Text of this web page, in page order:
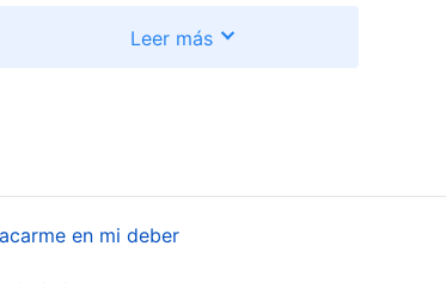
a mí misma y simulaba; así que, ¿cómo
era demasiado arrogante. Quería
Leer más
en mi deber